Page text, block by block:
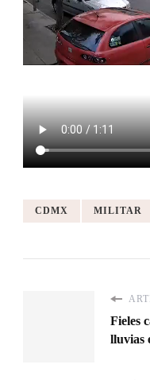
CDMX MILITAR
Fieles
lluvias